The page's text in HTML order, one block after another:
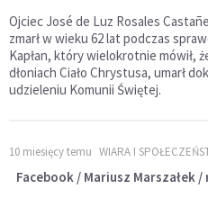
Ojciec José de Luz Rosales
zmarł w wieku 62 lat podczas
Kapłan, który wielokrotnie mówił,
dłoniach Ciało Chrystusa, umarł
udzieleniu Komunii Świętej.
10 miesięcy temu WIARA I
Facebook / Mariusz Marszałek /